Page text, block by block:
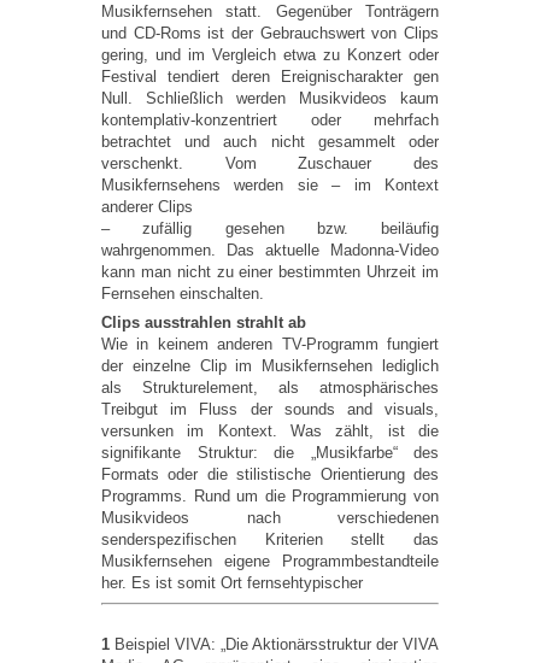
Musikfernsehen statt. Gegenüber Tonträgern
und CD-Roms ist der Gebrauchswert von Clips
gering, und im Vergleich etwa zu Konzert oder
Festival tendiert deren Ereignischarakter gen
Null. Schließlich werden Musikvideos kaum
kontemplativ-konzentriert oder mehrfach
betrachtet und auch nicht gesammelt oder
verschenkt. Vom Zuschauer des
Musikfernsehens werden sie – im Kontext
anderer Clips
– zufällig gesehen bzw. beiläufig
wahrgenommen. Das aktuelle Madonna-Video
kann man nicht zu einer bestimmten Uhrzeit im
Fernsehen einschalten.
Clips ausstrahlen strahlt ab
Wie in keinem anderen TV-Programm fungiert
der einzelne Clip im Musikfernsehen lediglich
als Strukturelement, als atmosphärisches
Treibgut im Fluss der sounds and visuals,
versunken im Kontext. Was zählt, ist die
signifikante Struktur: die „Musikfarbe“ des
Formats oder die stilistische Orientierung des
Programms. Rund um die Programmierung von
Musikvideos nach verschiedenen
senderspezifischen Kriterien stellt das
Musikfernsehen eigene Programmbestandteile
her. Es ist somit Ort fernsehtypischer
1 Beispiel VIVA: „Die Aktionärsstruktur der VIVA